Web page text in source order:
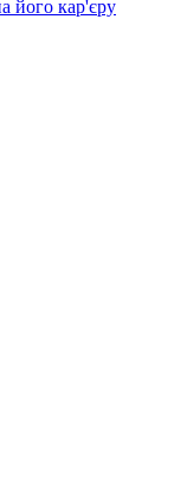
його кар'єру